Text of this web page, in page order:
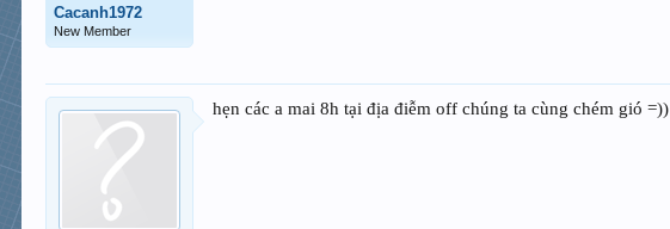
Cacanh1972
New Member
hẹn các a mai 8h tại địa điễm off chúng ta cùng chém gió =))